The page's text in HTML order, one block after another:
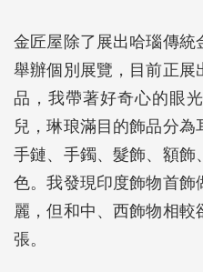
金匠屋除了展出哈瑙傳統
舉辦個別展覽，目前正展
品，我帶著好奇心的眼
兒，琳琅滿目的飾品分為
手鏈、手鐲、髮飾、額飾
色。我發現印度飾物首飾
麗，但和中、西飾物相
張。